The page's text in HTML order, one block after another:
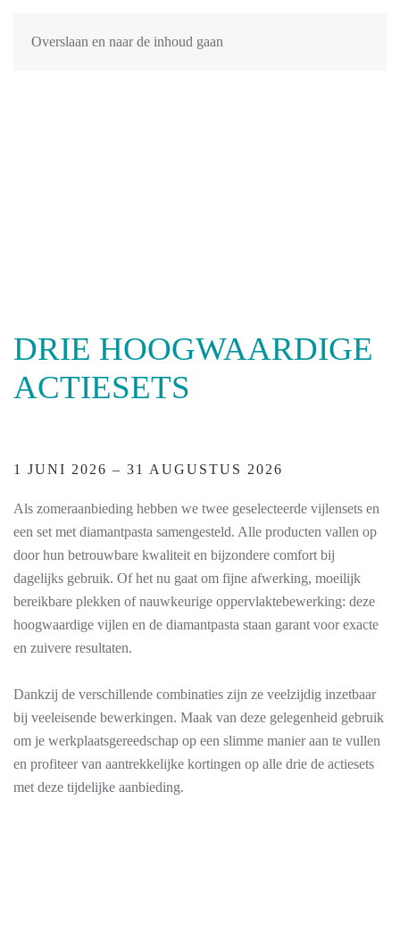
Overslaan en naar de inhoud gaan
DRIE HOOGWAARDIGE
ACTIESETS
1 JUNI 2026 – 31 AUGUSTUS 2026
Als zomeraanbieding hebben we twee geselecteerde vijlensets en
een set met diamantpasta samengesteld. Alle producten vallen op
door hun betrouwbare kwaliteit en bijzondere comfort bij
dagelijks gebruik. Of het nu gaat om fijne afwerking, moeilijk
bereikbare plekken of nauwkeurige oppervlaktebewerking: deze
hoogwaardige vijlen en de diamantpasta staan garant voor exacte
en zuivere resultaten.
Dankzij de verschillende combinaties zijn ze veelzijdig inzetbaar
bij veeleisende bewerkingen. Maak van deze gelegenheid gebruik
om je werkplaatsgereedschap op een slimme manier aan te vullen
en profiteer van aantrekkelijke kortingen op alle drie de actiesets
met deze tijdelijke aanbieding.